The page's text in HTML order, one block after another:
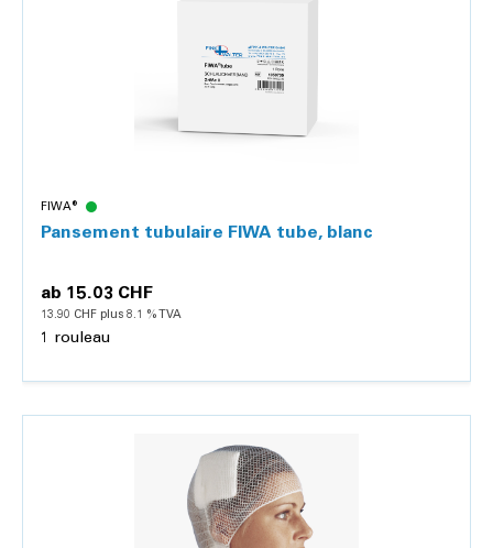
FIWA®
Pansement tubulaire FIWA tube, blanc
ab 15.03 CHF
13.90 CHF plus 8.1 % TVA
1 rouleau
Détails